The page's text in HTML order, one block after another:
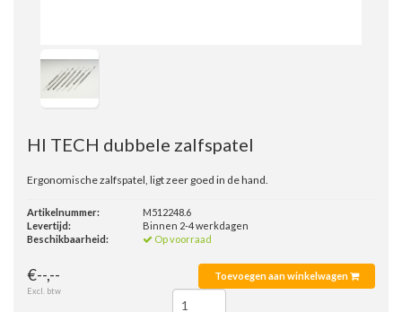
HI TECH dubbele zalfspatel
Ergonomische zalfspatel, ligt zeer goed in de hand.
Artikelnummer:
M512248.6
Levertijd:
Binnen 2-4 werkdagen
Beschikbaarheid:
Op voorraad
€--,--
Excl. btw
Toevoegen aan winkelwagen